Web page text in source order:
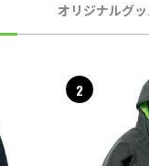
オリジナルグ
2